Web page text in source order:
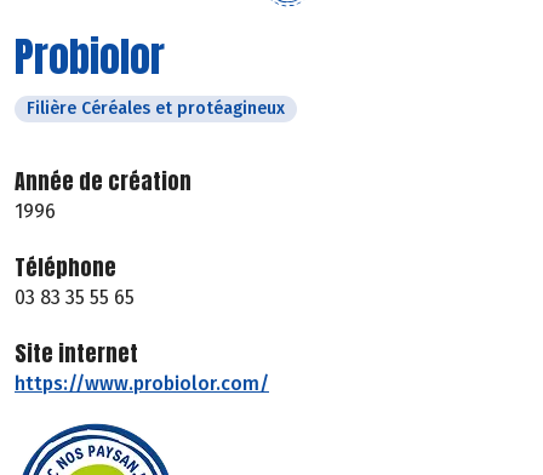
Probiolor
Filière Céréales et protéagineux
Année de création
1996
Téléphone
03 83 35 55 65
Site internet
https://www.probiolor.com/